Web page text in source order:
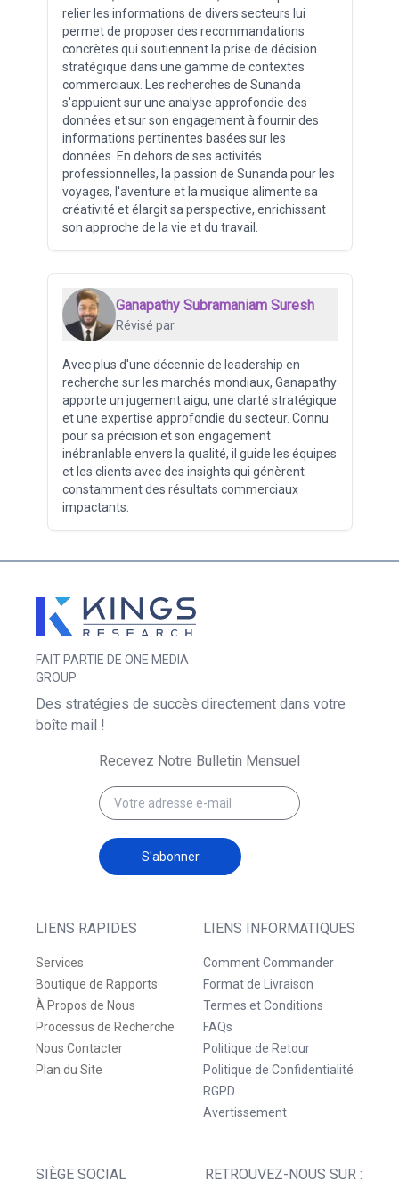
relier les informations de divers secteurs lui
permet de proposer des recommandations
concrètes qui soutiennent la prise de décision
stratégique dans une gamme de contextes
commerciaux. Les recherches de Sunanda
s'appuient sur une analyse approfondie des
données et sur son engagement à fournir des
informations pertinentes basées sur les
données. En dehors de ses activités
professionnelles, la passion de Sunanda pour les
voyages, l'aventure et la musique alimente sa
créativité et élargit sa perspective, enrichissant
son approche de la vie et du travail.
Ganapathy Subramaniam Suresh
Révisé par
Avec plus d'une décennie de leadership en
recherche sur les marchés mondiaux, Ganapathy
apporte un jugement aigu, une clarté stratégique
et une expertise approfondie du secteur. Connu
pour sa précision et son engagement
inébranlable envers la qualité, il guide les équipes
et les clients avec des insights qui génèrent
constamment des résultats commerciaux
impactants.
FAIT PARTIE DE ONE MEDIA
GROUP
LIENS RAPIDES
Services
Boutique de Rapports
À Propos de Nous
Processus de Recherche
Nous Contacter
Plan du Site
LIENS INFORMATIQUES
Comment Commander
Format de Livraison
Termes et Conditions
FAQs
Politique de Retour
Politique de Confidentialité
RGPD
Avertissement
SIÈGE SOCIAL RETROUVEZ-NOUS SUR :
Des stratégies de succès directement dans votre
boîte mail !
Recevez Notre Bulletin Mensuel
S'abonner